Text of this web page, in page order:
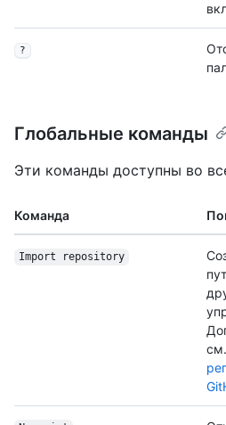
?
Глобальные команды
Эти команды доступны во
Команда
Import repository